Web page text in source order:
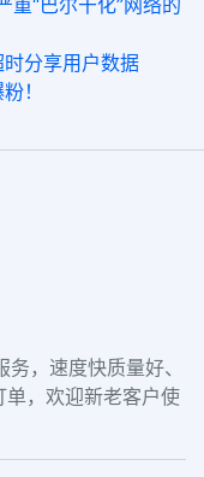
“巴尔干化”网络的
分享用户数据
！
，速度快质量好、
，欢迎新老客户使